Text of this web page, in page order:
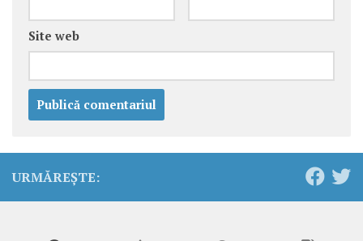
Site web
URMĂREȘTE: